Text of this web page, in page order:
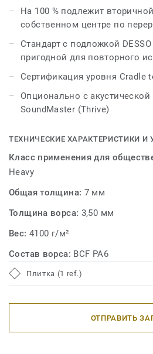
идеально подходит для
в различных рабочих
Напоминая каменистые
кремнем скалы, DESSO Grezzo
характерных цветовых
органические минералы, до
зеленых и глиняных
Эта коллекция является частью
На 100 % подлежит
собственном центре по
Стандарт с подложкой
пригодной для повторного
Сертификация уровня Cradle
Опционально с
SoundMaster (Thrive)
ТЕХНИЧЕСКИЕ ХАРАКТЕРИСТИКИ И
Класс применения для
Heavy
Общая толщина: 7 мм
Толщина ворса: 3,50 мм
Вес: 4100 г/м²
Состав ворса: BCF PA6
Плитка (1 ref.)
ОТПРАВИТЬ